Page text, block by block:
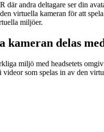
där andra deltagare ser din
virtuella kameran för att
miljöer.
delas
miljö med headsetets
som spelas in av den